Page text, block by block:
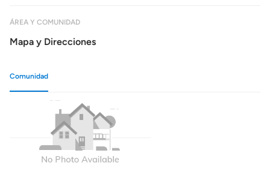
ÁREA Y COMUNIDAD
Mapa y Direcciones
Comunidad